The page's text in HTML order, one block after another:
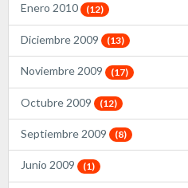
Enero 2010 (12)
Diciembre 2009 (13)
Noviembre 2009 (17)
Octubre 2009 (12)
Septiembre 2009 (8)
Junio 2009 (1)